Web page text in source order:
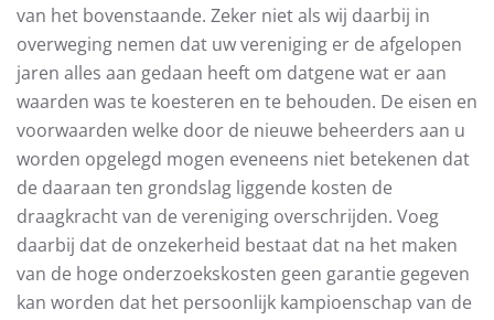
van het bovenstaande. Zeker niet als wij daarbij in
overweging nemen dat uw vereniging er de afgelopen
jaren alles aan gedaan heeft om datgene wat er aan
waarden was te koesteren en te behouden. De eisen en
voorwaarden welke door de nieuwe beheerders aan u
worden opgelegd mogen eveneens niet betekenen dat
de daaraan ten grondslag liggende kosten de
draagkracht van de vereniging overschrijden. Voeg
daarbij dat de onzekerheid bestaat dat na het maken
van de hoge onderzoekskosten geen garantie gegeven
kan worden dat het persoonlijk kampioenschap van de